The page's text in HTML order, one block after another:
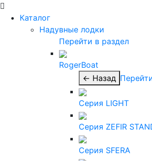
Каталог
Надувные лодки
Перейти в раздел
RogerBoat
← Назад
Серия LIGHT
Серия ZEFIR
Серия SFERA